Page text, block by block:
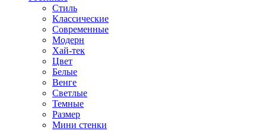
Стиль
Классические
Современные
Модерн
Хай-тек
Цвет
Белые
Венге
Светлые
Темные
Размер
Мини стенки